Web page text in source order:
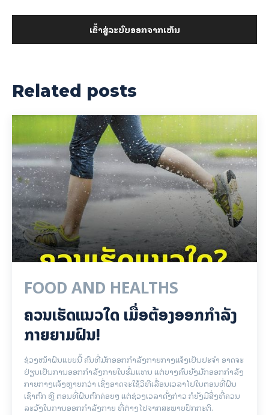
ເຂົ້າ​ສູ່​ລະ​ບົບ​ອອກ​ຈາກ​ເຫັນ
Related posts
FOOD AND HEALTHS
ຄວນເຮັດແນວໃດ ເມື່ອຕ້ອງອອກກຳລັງ
ກາຍຍາມຝົນ!
ຊ່ວງໜ້າຝົນແບບນີ້ ຄົນທີ່ມັກອອກກຳລັງກາຍກາງແຈ້ງເປັນປະຈຳ ອາດຈະ
ປ່ຽນເປັນການອອກກຳລັງກາຍໃນຮົ່ມແທນ ແຕ່ບາງຄົນຍັງມັກອອກກຳລັງ
ກາຍກາງແຈ້ງຫຼາຍກວ່າ ເຊິ່ງອາດຈະໃຊ້ວິທີເລື່ອນເວລາໄປໃນຕອນທີ່ຝົນ
ເຊົາຕົກ ຫຼື ຕອນທີ່ຝົນຕົກຄ່ອຍໆ ແຕ່ຊ່ວງເວລາດັ່ງກ່າວ ກໍຍັງມີສິ່ງທີ່ຄວນ
ລະວັງໃນການອອກກຳລັງກາຍ ທີ່ຕ່າງໄປຈາກສະພາບປົກກະຕິ.